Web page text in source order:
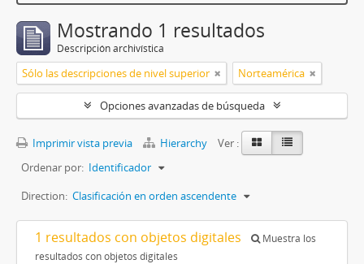
Mostrando 1 resultados
Descripción archivística
Sólo las descripciones de nivel superior Norteamérica
Opciones avanzadas de búsqueda
Imprimir vista previa Hierarchy
Ver :
Ordenar por: Identificador
Direction: Clasificación en orden ascendente
1 resultados con objetos digitales
Muestra los
resultados con objetos digitales